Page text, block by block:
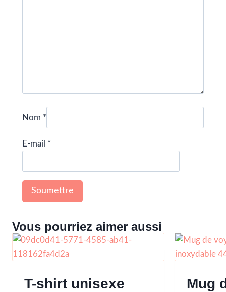
Nom *
E-mail *
Vous pourriez aimer aussi
T-shirt unisexe
Mug